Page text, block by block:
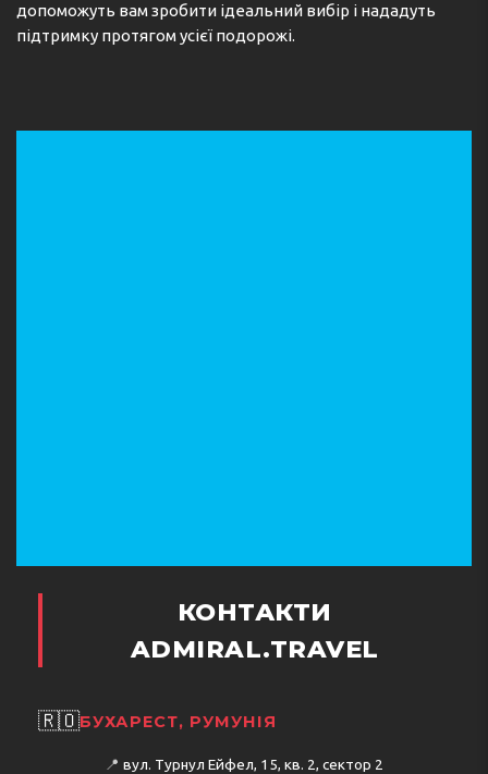
допоможуть вам зробити ідеальний вибір і нададуть
підтримку протягом усієї подорожі.
КОНТАКТИ
ADMIRAL.TRAVEL
🇷🇴БУХАРЕСТ, РУМУНІЯ
📍 вул. Турнул Ейфел, 15, кв. 2, сектор 2